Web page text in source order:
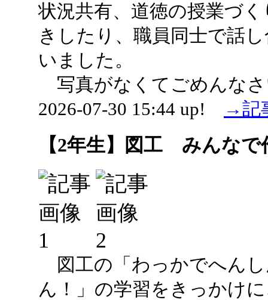
状況共有、道徳の授業づ
きしたり、職員同士で話
いました。
写真がなくてごめんな
2026-07-30 15:44 up!
→記
【2年生】図工 みんなで
図工の「わっかでへん
ん！」の学習をきっかけ